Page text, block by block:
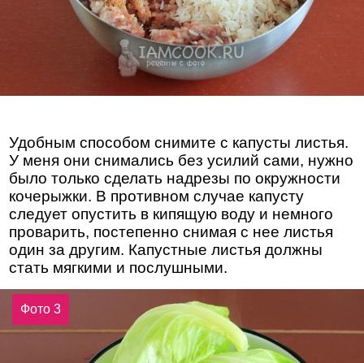
Удобным способом снимите с капусты листья.
У меня они снимались без усилий сами, нужно
было только сделать надрезы по окружности
кочерыжки. В противном случае капусту
следует опустить в кипящую воду и немного
проварить, постепенно снимая с нее листья
один за другим. Капустные листья должны
стать мягкими и послушными.
Фото 3